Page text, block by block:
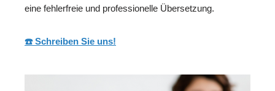
eine fehlerfreie und professionelle Übersetzung.
☎️ Schreiben Sie uns!